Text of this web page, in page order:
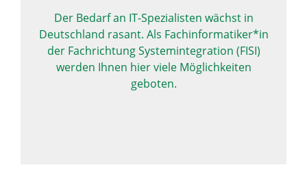
Der Bedarf an IT-Spezialisten wächst in
Deutschland rasant. Als Fachinformatiker*in
der Fachrichtung Systemintegration (FISI)
werden Ihnen hier viele Möglichkeiten
geboten.